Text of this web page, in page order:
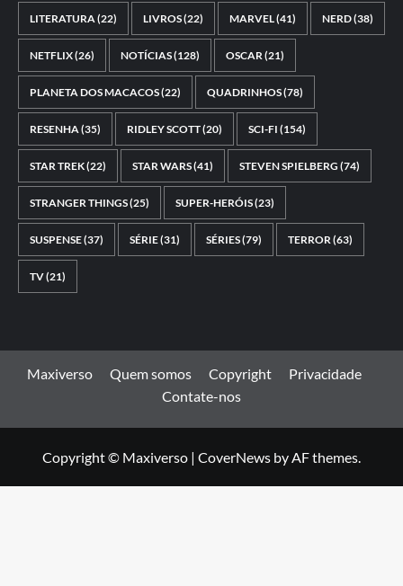
LITERATURA(22) LIVROS(22) MARVEL(41) NERD(38)
NETFLIX(26) NOTÍCIAS(128) OSCAR(21)
PLANETA DOS MACACOS(22) QUADRINHOS(78)
RESENHA(35) RIDLEY SCOTT(20) SCI-FI (154)
STAR TREK(22) STAR WARS(41) STEVEN SPIELBERG (74)
STRANGER THINGS(25) SUPER-HERÓIS(23)
SUSPENSE(37) SÉRIE(31) SÉRIES(79) TERROR(63)
TV(21)
Maxiverso Quem somos Copyright
Privacidade
Contate-nos
Copyright © Maxiverso | CoverNews by AF themes.